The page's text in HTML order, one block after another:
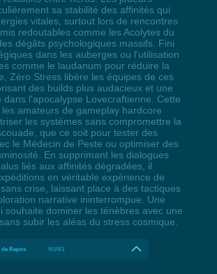
sa stabilité des affinités qui
vitales, surtout lors de rencontres
redoutables comme les Acolytes du
dégâts psychologiques massifs. Fini
dans les auberges ou l'utilisation
comme le laudanum pour réduire la
Zéro Stress libère les équipes de ces
des builds plus audacieux et une
dans l'apocalypse Lovecraftienne. Cette
amateurs de gameplay hardcore
les systèmes sans compromettre la
que ce soit pour tester des
le Médecin de Peste ou optimiser des
En supprimant les dialogues
liés aux affinités dégradées, il
en véritable expérience de
crise, laissant place à des tactiques
narrative ininterrompue. Une
souhaite dominer les ténèbres avec une
subir les aléas du stress cosmique.
de Repos NUM3